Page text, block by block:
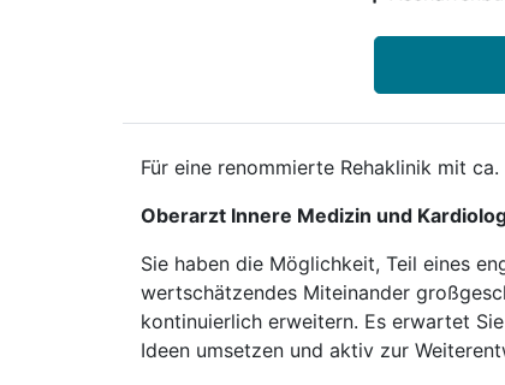
Für eine renommierte Rehaklinik mit
Oberarzt Innere Medizin und
Sie haben die Möglichkeit, Teil eines
wertschätzendes Miteinander
kontinuierlich erweitern. Es erwartet
Ideen umsetzen und aktiv zur